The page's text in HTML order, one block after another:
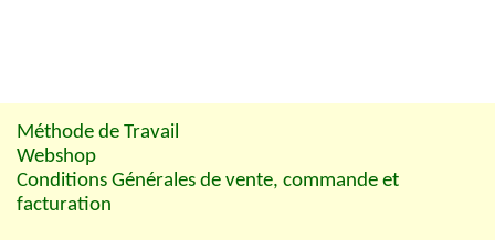
Méthode de Travail
Webshop
Conditions Générales de vente, commande et
facturation